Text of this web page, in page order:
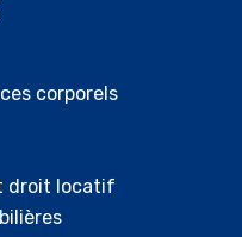
corporels
droit locatif